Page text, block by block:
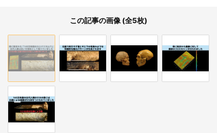
この記事の画像 (全5枚)